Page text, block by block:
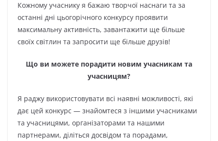
Кожному учаснику я бажаю творчої наснаги та за
останні дні цьогорічного конкурсу проявити
максимальну активність, завантажити ще більше
своїх світлин та запросити ще більше друзів!
Що ви можете порадити новим учасникам та
учасницям?
Я раджу використовувати всі наявні можливості, які
дає цей конкурс — знайомтеся з іншими учасниками
та учасницями, організаторами та нашими
партнерами, діліться досвідом та порадами,